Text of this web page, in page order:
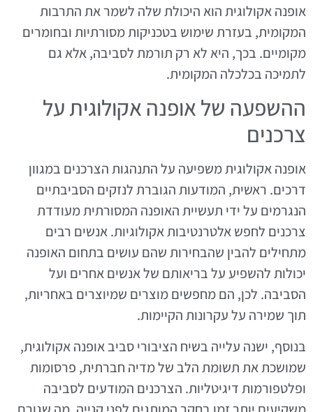
אופנה אקולוגית הוא היכולת שלה לשמר את התרבות
המקומית, בעזרת שימוש בטכניקות מסורתיות ובחומרים
מקומיים. בכך, היא לא רק תורמת לסביבה, אלא גם
לתמיכה בכלכלה המקומית.
ההשפעה של אופנה אקולוגית על
צרכנים
אופנה אקולוגית משפיעה על התנהגות הצרכנים במגוון
דרכים. ראשית, המודעות הגוברת לנזקים הסביבתיים
הנגרמים על ידי תעשיית האופנה המסורתית מעודדת
צרכנים לחפש אלטרנטיבות אקולוגיות. אנשים רבים
מתחילים להבין שהבחירות שהם עושים בתחום האופנה
יכולות להשפיע על בריאותם של אנשים אחרים ועל
הסביבה. לכן, הם מחפשים מוצרים שמיוצרים באחריות,
תוך שמירה על עקרונות הקיימות.
בנוסף, ישנה עלייה בשיח הציבורי סביב אופנה אקולוגית,
שמושכת את תשומת הלב של מדיה חברתית, פרסומות
ופלטפורמות דיגיטליות. הצרכנים המודעים לסביבה